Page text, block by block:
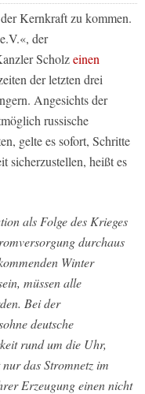
Kernkraft zu kommen.
der
Scholzeinen
der letzten drei
Angesichts der
russische
gelte es sofort, Schritte
sicherzustellen, heißt es
als Folge des Krieges
durchaus
Winter
müssen alle
Bei der
deutsche
rund um die Uhr,
das Stromnetz im
Erzeugung einen nicht